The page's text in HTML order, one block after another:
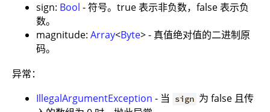
sign: Bool - 符号。true 表示非负数，false 表示负
数。
magnitude: Array<Byte> - 真值绝对值的二进制原
码。
异常：
IllegalArgumentException - 当 sign 为 false 且传